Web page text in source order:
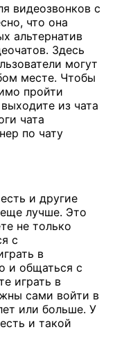
видеозвонков с
что она
альтернатив
Здесь
могут
месте. Чтобы
пройти
из чата
чата
по чату
и другие
лучше. Это
не только
с
в
и общаться с
играть в
сами войти в
или больше. У
и такой